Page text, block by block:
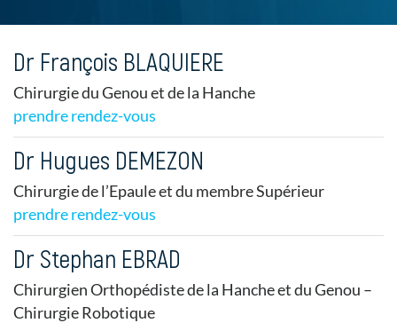
Dr François BLAQUIERE
Chirurgie du Genou et de la Hanche
prendre rendez-vous
Dr Hugues DEMEZON
Chirurgie de l’Epaule et du membre Supérieur
prendre rendez-vous
Dr Stephan EBRAD
Chirurgien Orthopédiste de la Hanche et du Genou –
Chirurgie Robotique